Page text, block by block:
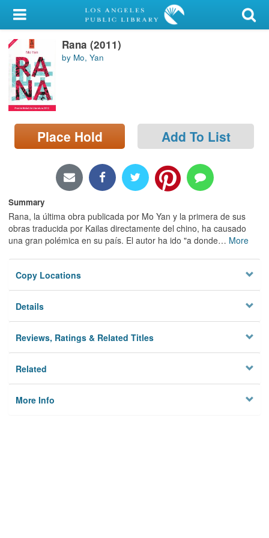
My Account
Library Card
Sign In
Search
Locations/Hours (external
page)
Rana (2011)
by Mo, Yan
Place Hold Add To List
Summary
Rana, la última obra publicada por Mo Yan y la primera de sus
obras traducida por Kailas directamente del chino, ha causado
una gran polémica en su país. El autor ha ido "a donde… More
Copy Locations
Details
Reviews, Ratings & Related Titles
Related
More Info